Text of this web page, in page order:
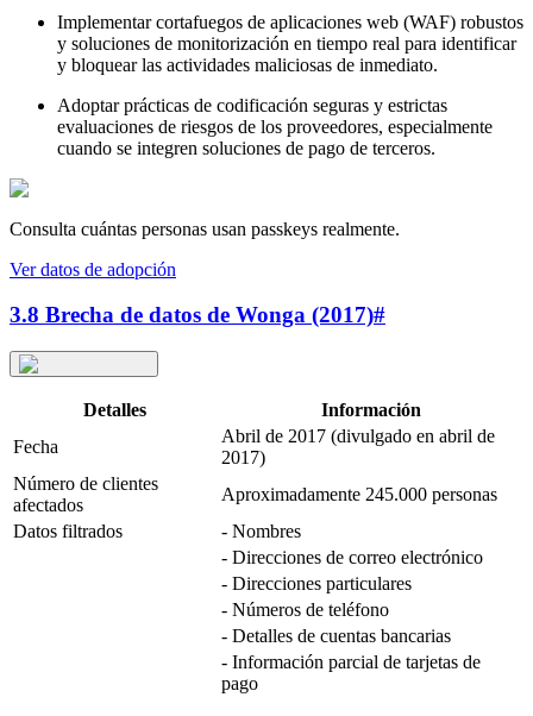
Implementar cortafuegos de aplicaciones web (WAF) robustos
y soluciones de monitorización en tiempo real para identificar
y bloquear las actividades maliciosas de inmediato.
Adoptar prácticas de codificación seguras y estrictas
evaluaciones de riesgos de los proveedores, especialmente
cuando se integren soluciones de pago de terceros.
Consulta cuántas personas usan passkeys realmente.
Ver datos de adopción
3.8 Brecha de datos de Wonga (2017)#
Detalles
Información
Fecha
Abril de 2017 (divulgado en abril de
2017)
Número de clientes
afectados
Aproximadamente 245.000 personas
Datos filtrados
- Nombres
- Direcciones de correo electrónico
- Direcciones particulares
- Números de teléfono
- Detalles de cuentas bancarias
- Información parcial de tarjetas de
pago